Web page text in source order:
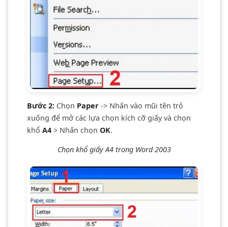
Bước 2: Chọn Paper -> Nhấn vào mũi tên trỏ
xuống để mở các lựa chọn kích cỡ giấy và chọn
khổ A4 > Nhấn chọn OK.
Chọn khổ giấy A4 trong Word 2003